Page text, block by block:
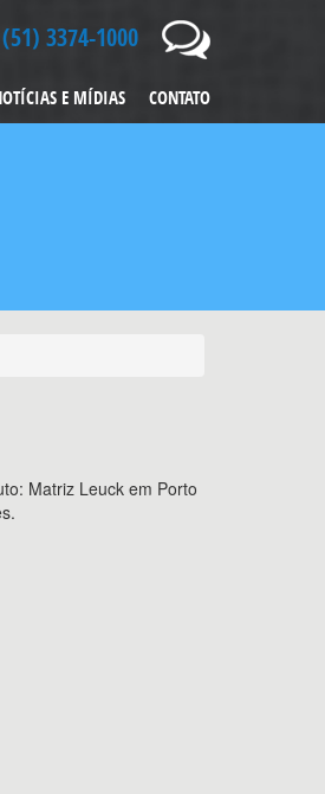
(51) 3374-1000
E MÍDIAS CONTATO
Matriz Leuck em Porto